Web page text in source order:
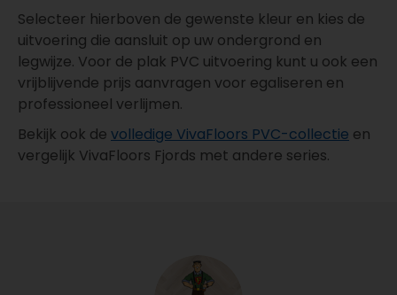
Selecteer hierboven de gewenste kleur en kies de
uitvoering die aansluit op uw ondergrond en
legwijze. Voor de plak PVC uitvoering kunt u ook een
vrijblijvende prijs aanvragen voor egaliseren en
professioneel verlijmen.
Bekijk ook de volledige VivaFloors PVC-collectie en
vergelijk VivaFloors Fjords met andere series.